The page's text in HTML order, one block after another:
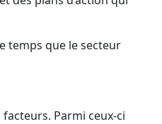
temps que le secteur
Parmi ceux-ci